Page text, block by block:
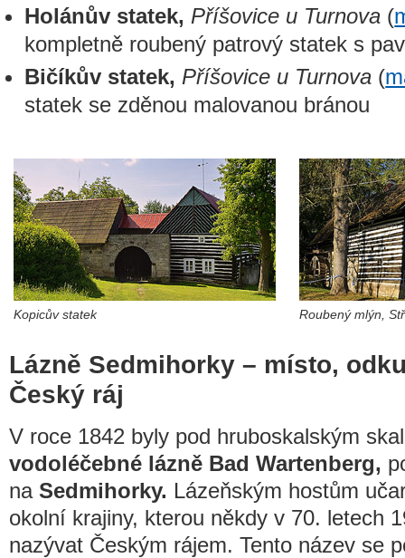
Holánův statek, Příšovice u Turnova (
kompletně roubený patrový statek s
Bičíkův statek, Příšovice u Turnova (
statek se zděnou malovanou bránou
Kopicův statek Roubený mlýn,
Lázně Sedmihorky – místo,
Český ráj
V roce 1842 byly pod hruboskalským
vodoléčebné lázně Bad Wartenberg,
na Sedmihorky. Lázeňským hostům
okolní krajiny, kterou někdy v 70. letech
nazývat Českým rájem. Tento název se